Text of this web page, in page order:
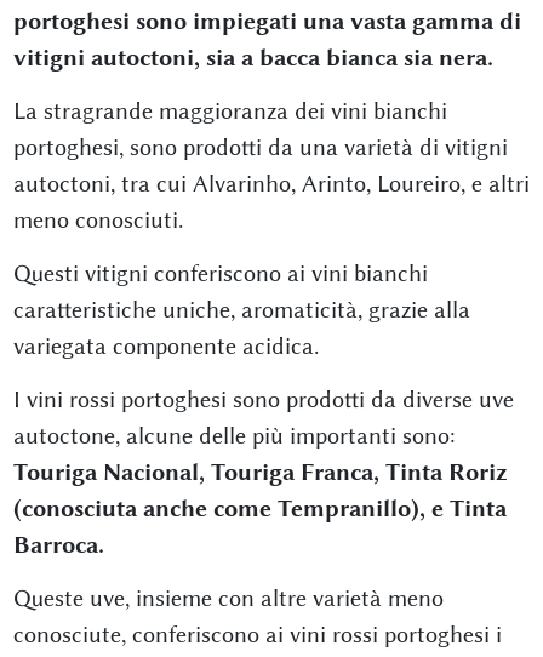
portoghesi sono impiegati una vasta gamma di
vitigni autoctoni, sia a bacca bianca sia nera.
La stragrande maggioranza dei vini bianchi
portoghesi, sono prodotti da una varietà di vitigni
autoctoni, tra cui Alvarinho, Arinto, Loureiro, e altri
meno conosciuti.
Questi vitigni conferiscono ai vini bianchi
caratteristiche uniche, aromaticità, grazie alla
variegata componente acidica.
I vini rossi portoghesi sono prodotti da diverse uve
autoctone, alcune delle più importanti sono:
Touriga Nacional, Touriga Franca, Tinta Roriz
(conosciuta anche come Tempranillo), e Tinta
Barroca.
Queste uve, insieme con altre varietà meno
conosciute, conferiscono ai vini rossi portoghesi i